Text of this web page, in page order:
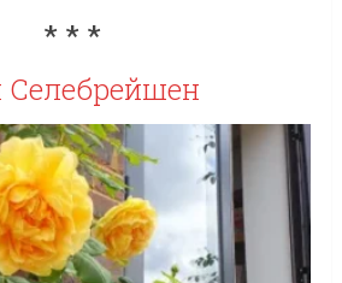
* * *
Селебрейшен